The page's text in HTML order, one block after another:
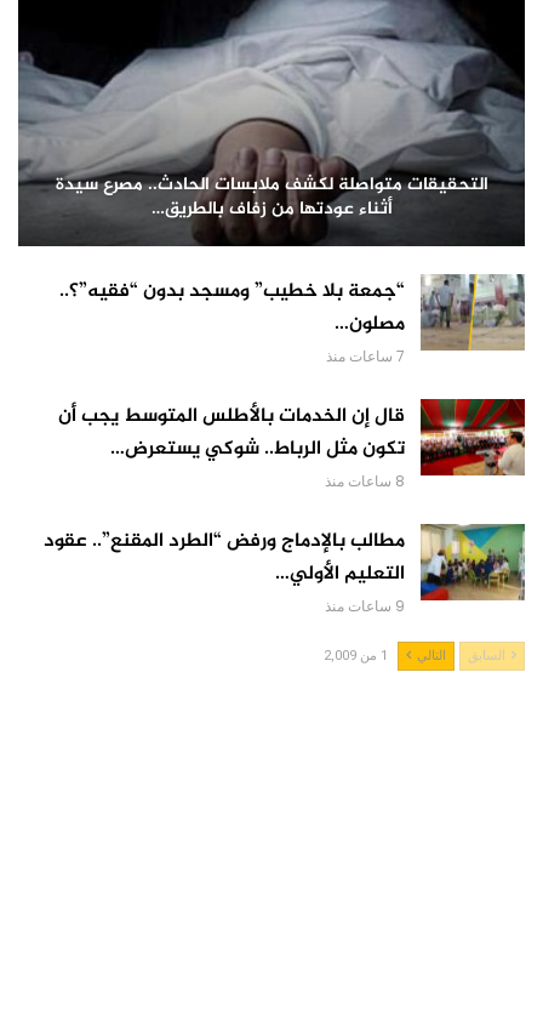
التحقيقات متواصلة لكشف ملابسات الحادث.. مصرع سيدة
أثناء عودتها من زفاف بالطريق…
“جمعة بلا خطيب” ومسجد بدون “فقيه”؟..
مصلون…
7 ساعات منذ
قال إن الخدمات بالأطلس المتوسط يجب أن
تكون مثل الرباط.. شوكي يستعرض…
8 ساعات منذ
مطالب بالإدماج ورفض “الطرد المقنع”.. عقود
التعليم الأولي…
9 ساعات منذ
السابق التالي 1 من 2,009